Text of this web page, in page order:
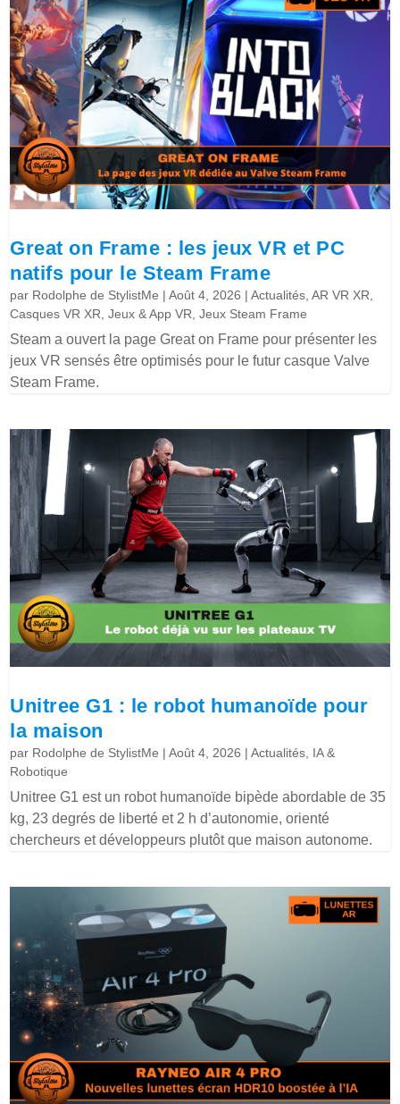
Great on Frame : les jeux VR et PC
natifs pour le Steam Frame
par Rodolphe de StylistMe |Août 4, 2026 |Actualités ,AR VR XR
Casques VR XR ,Jeux & App VR ,Jeux Steam Frame
Steam a ouvert la page Great on Frame pour présenter les
jeux VR sensés être optimisés pour le futur casque Valve
Steam Frame.
Unitree G1 : le robot humanoïde pour
la maison
par Rodolphe de StylistMe |Août 4, 2026 |Actualités IA &
Robotique
Unitree G1 est un robot humanoïde bipède abordable de 35
kg, 23 degrés de liberté et 2 h d’autonomie, orienté
chercheurs et développeurs plutôt que maison autonome.